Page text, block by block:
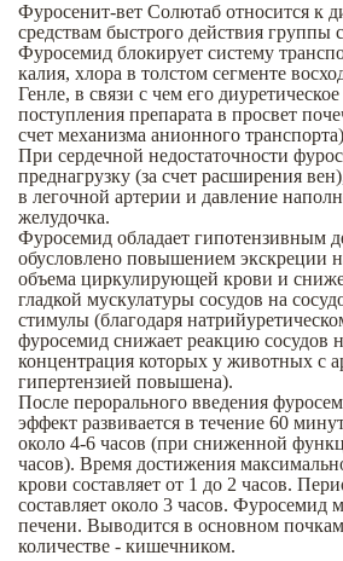
Фуросенит-вет Солютаб относится к
средствам быстрого действия группы
Фуросемид блокирует систему
калия, хлора в толстом сегменте
Генле, в связи с чем его
поступления препарата в просвет
счет механизма анионного
При сердечной недостаточности
преднагрузку (за счет расширения
в легочной артерии и давление
желудочка.
Фуросемид обладает гипотензивным
обусловлено повышением экскреции
объема циркулирующей крови и
гладкой мускулатуры сосудов на
стимулы (благодаря
фуросемид снижает реакцию сосудов
концентрация которых у животных с
гипертензией повышена).
После перорального введения
эффект развивается в течение 60
около 4-6 часов (при сниженной
часов). Время достижения
крови составляет от 1 до 2 часов.
составляет около 3 часов. Фуросемид
печени. Выводится в основном
количестве - кишечником.